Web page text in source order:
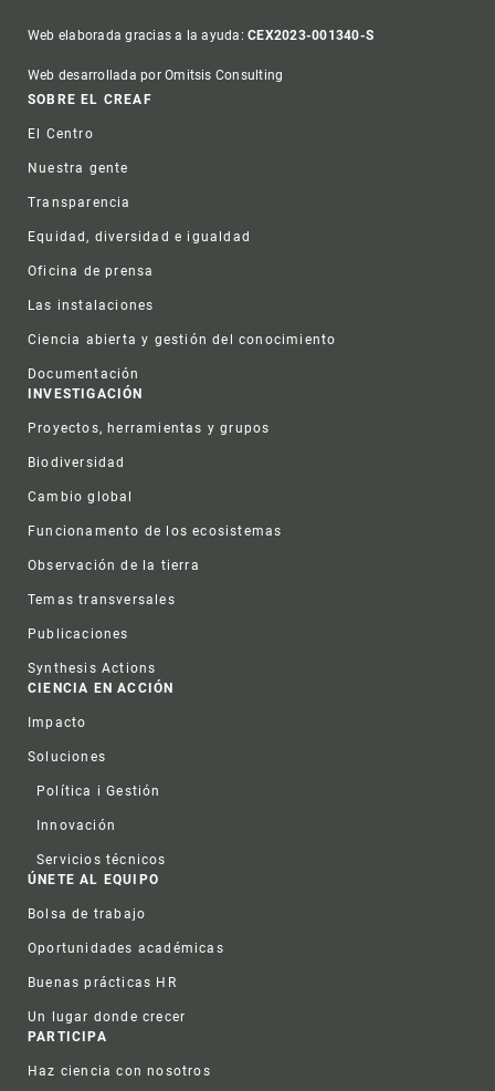
Web elaborada gracias a la ayuda:CEX2023-001340-S
Web desarrollada por Omitsis Consulting
Footer
SOBRE EL CREAF
El Centro
Nuestra gente
Transparencia
Equidad, diversidad e igualdad
Oficina de prensa
Las instalaciones
Ciencia abierta y gestión del conocimiento
Documentación
INVESTIGACIÓN
Proyectos, herramientas y grupos
Biodiversidad
Cambio global
Funcionamento de los ecosistemas
Observación de la tierra
Temas transversales
Publicaciones
Synthesis Actions
CIENCIA EN ACCIÓN
Impacto
Soluciones
Política i Gestión
Innovación
Servicios técnicos
ÚNETE AL EQUIPO
Bolsa de trabajo
Oportunidades académicas
Buenas prácticas HR
Un lugar donde crecer
PARTICIPA
Haz ciencia con nosotros